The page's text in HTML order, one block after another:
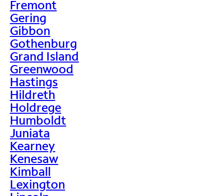
Fremont
Gering
Gibbon
Gothenburg
Grand Island
Greenwood
Hastings
Hildreth
Holdrege
Humboldt
Juniata
Kearney
Kenesaw
Kimball
Lexington